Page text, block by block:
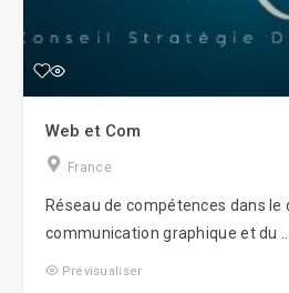
Web et Com
France
Réseau de compétences dans le
communication graphique et du ...
Prévisualiser